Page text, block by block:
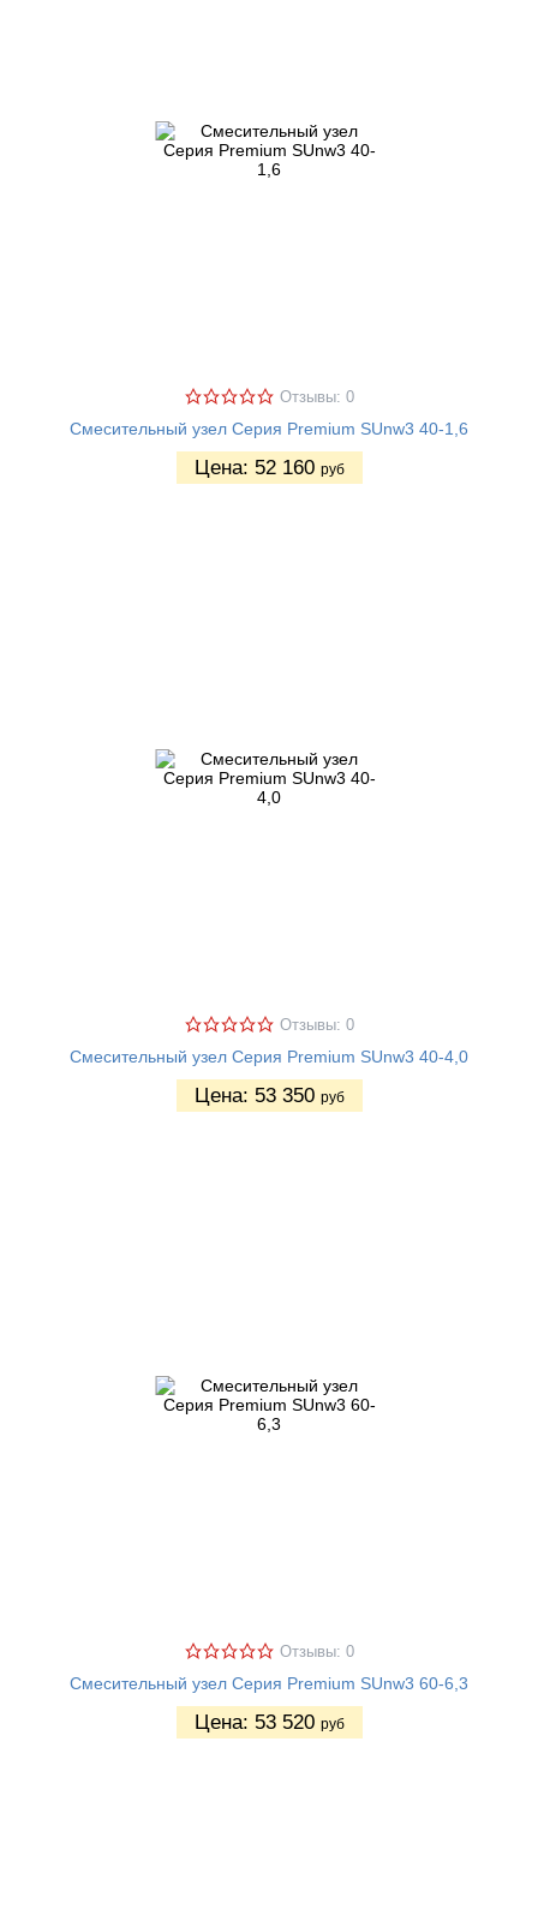
Отзывы: 0
Смесительный узел Серия Premium SUnw3 40-1,6
Цена: 52 160 руб
Отзывы: 0
Смесительный узел Серия Premium SUnw3 40-4,0
Цена: 53 350 руб
Отзывы: 0
Смесительный узел Серия Premium SUnw3 60-6,3
Цена: 53 520 руб